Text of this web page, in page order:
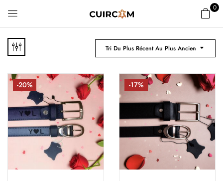
0
Tri Du Plus Récent Au Plus Ancien
-20% -17%